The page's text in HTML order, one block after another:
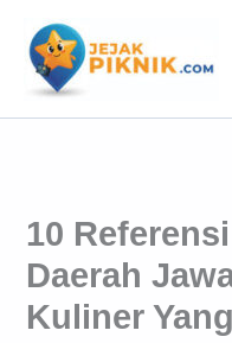
konten
10
Daerah
Kuliner